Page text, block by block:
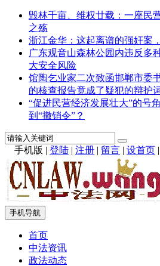
毁林千亩、维权廿载：一座民
之殇
浙江金华：这起离谱的强奸案
广东观音山森林公园内违反多
大安全风险
馆陶乞业家二次致函邯郸市委
的核查报告竟成了疑犯的辩护
“促进民营经济发展壮大”的号
到“撤销令”？
手机版 | 登陆 | 注册 | 留言 | 设首页 |
手机导航
首页
中法资讯
政法动态